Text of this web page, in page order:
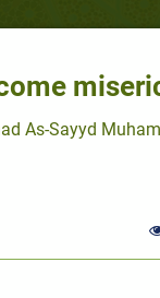
As-Sayyd